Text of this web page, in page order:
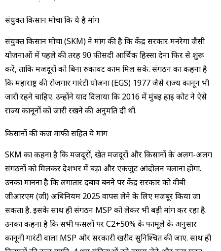
संयुक्त किसान मोर्चा कि ये है मांग
संयुक्त किसान मोर्चा (SKM) ने मांग की है कि केंद्र सरकार मनरेगा जैसी
योजनाओं में पहले की तरह 90 फीसदी आर्थिक हिस्सा देना फिर से शुरू
करें, ताकि मजदूरों को बिना रुकावट काम मिल सके. संगठन का कहना है
कि महाराष्ट्र की रोजगार गारंटी योजना (EGS) 1977 जैसे राज्य कानून भी
जारी रहने चाहिए. उन्होंने याद दिलाया कि 2016 में मुंबई हाई कोर्ट ने ऐसे
राज्य कानूनों को जारी रखने की अनुमति दी थी.
किसानों की कर्ज माफी सहित ये मांग
SKM का कहना है कि मजदूरों, खेत मजदूरों और किसानों के अलग-अलग
संगठनों को मिलकर देशभर में बड़ा और एकजुट आंदोलन चलाना होगा.
उनका मानना है कि लगातार दबाव बनने पर केंद्र सरकार को वीबी
जीआरएम (जी) अधिनियम 2025 वापस लेने के लिए मजबूर किया जा
सकता है. इसके साथ ही संगठन MSP को लेकर भी बड़ी मांग कर रहा है.
उनका कहना है कि सभी फसलों पर C2+50% के फार्मूले के अनुसार
कानूनी गारंटी वाला MSP और सरकारी खरीद सुनिश्चित की जाए. साथ ही